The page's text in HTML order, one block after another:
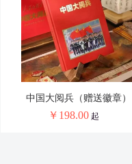
好食尚：舌尖上的美食菜谱全
￥ 216.00起